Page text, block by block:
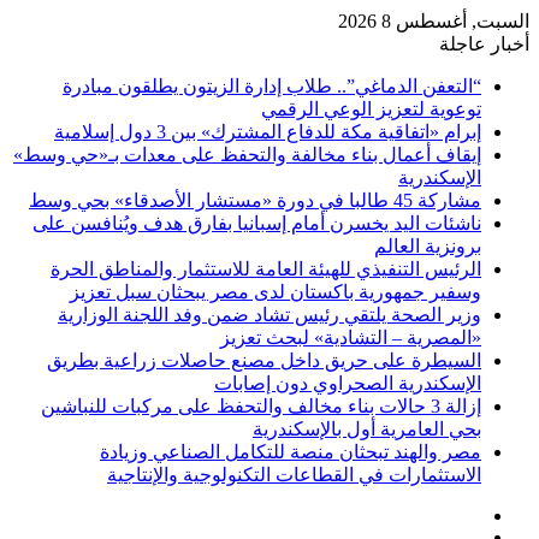
السبت, أغسطس 8 2026
أخبار عاجلة
“التعفن الدماغي”.. طلاب إدارة الزيتون يطلقون مبادرة
توعوية لتعزيز الوعي الرقمي
إبرام «اتفاقية مكة للدفاع المشترك» بين 3 دول إسلامية
إيقاف أعمال بناء مخالفة والتحفظ على معدات بـ«حي وسط»
الإسكندرية
مشاركة 45 طالبا في دورة «مستشار الأصدقاء» بحي وسط
ناشئات اليد يخسرن أمام إسبانيا بفارق هدف ويُنافسن على
برونزية العالم
الرئيس التنفيذي للهيئة العامة للاستثمار والمناطق الحرة
وسفير جمهورية باكستان لدى مصر يبحثان سبل تعزيز
وزير الصحة يلتقي رئيس تشاد ضمن وفد اللجنة الوزارية
«المصرية – التشادية» لبحث تعزيز
السيطرة على حريق داخل مصنع حاصلات زراعية بطريق
الإسكندرية الصحراوي دون إصابات
إزالة 3 حالات بناء مخالف والتحفظ على مركبات للنباشين
بحي العامرية أول بالإسكندرية
مصر والهند تبحثان منصة للتكامل الصناعي وزيادة
الاستثمارات في القطاعات التكنولوجية والإنتاجية